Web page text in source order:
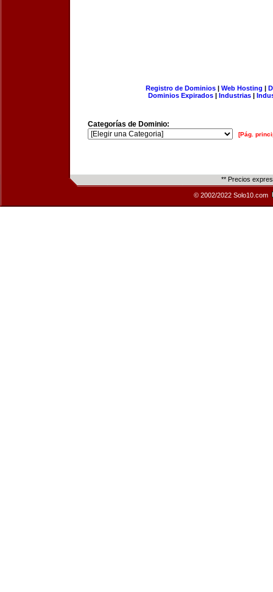
Registro de Dominios| Web Hosting |
Dominios Expirados | Industrias |
Categorías de Dominio:
[Pág.
** Precios
© 2002/2022 Solo10.com